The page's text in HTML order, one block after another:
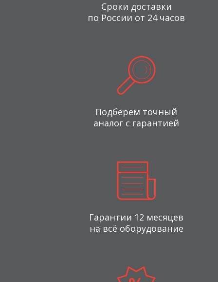
Сроки доставки
по России от 24 часов
Подберем точный
аналог с гарантией
Гарантии 12 месяцев
на всё оборудование